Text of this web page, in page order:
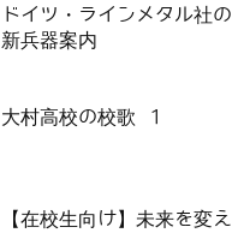
ドイツ・ラインメタル社の
新兵器案内
大村高校の校歌 1
【在校生向け】未来を変え